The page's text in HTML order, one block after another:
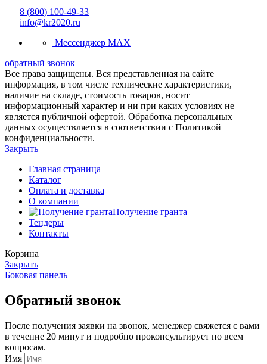
8 (800) 100-49-33
info@kr2020.ru
Мессенджер MAX
обратный звонок
Все права защищены. Вся представленная на сайте
информация, в том числе технические характеристики,
наличие на складе, стоимость товаров, носит
информационный характер и ни при каких условиях не
является публичной офертой. Обработка персональных
данных осуществляется в соответствии с Политикой
конфиденциальности.
Закрыть
Главная страница
Каталог
Оплата и доставка
О компании
Получение гранта
Тендеры
Контакты
Корзина
Закрыть
Боковая панель
Обратный звонок
После получения заявки на звонок, менеджер свяжется с вами
в течение 20 минут и подробно проконсультирует по всем
вопросам.
Имя